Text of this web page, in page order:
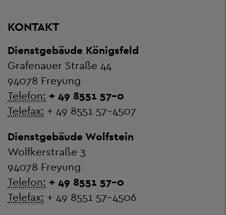
KONTAKT
Dienstgebäude Königsfeld
Grafenauer Straße 44
94078 Freyung
Telefon: + 49 8551 57-0
Telefax: + 49 8551 57-4507
Dienstgebäude Wolfstein
Wolfkerstraße 3
94078 Freyung
Telefon: + 49 8551 57-0
Telefax: + 49 8551 57-4506